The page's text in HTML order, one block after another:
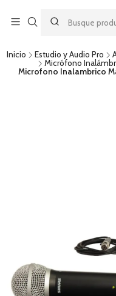
por una compra mínima
acumulable a otras
Inicio Estudio y Audio Pro
Micrófono
Microfono Inalambrico